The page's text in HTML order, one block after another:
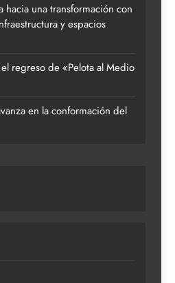
hacia una transformación con
y espacios
regreso de «Pelota al Medio
en la conformación del